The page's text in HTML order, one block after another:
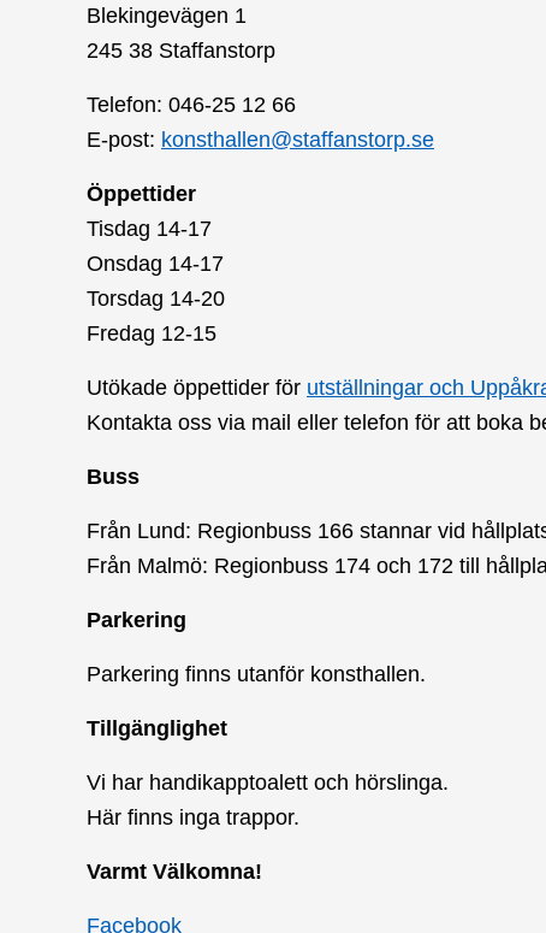
Blekingevägen 1
245 38 Staffanstorp
Telefon: 046-25 12 66
E-post: konsthallen@staffanstorp.se
Öppettider
Tisdag 14-17
Onsdag 14-17
Torsdag 14-20
Fredag 12-15
Utökade öppettider för utställningar och
Kontakta oss via mail eller telefon för att boka
Buss
Från Lund: Regionbuss 166 stannar vid
Från Malmö: Regionbuss 174 och 172 till
Parkering
Parkering finns utanför konsthallen.
Tillgänglighet
Vi har handikapptoalett och hörslinga.
Här finns inga trappor.
Varmt Välkomna!
Facebook